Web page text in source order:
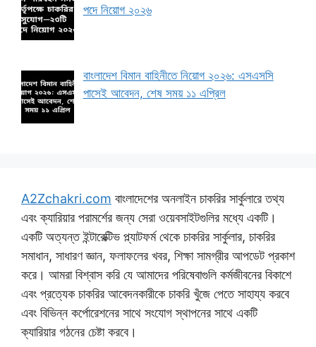
পদে নিয়োগ ২০২৬
বাংলাদেশ বিমান বাহিনীতে নিয়োগ ২০২৬: এসএসসি
পাসেই আবেদন, শেষ সময় ১১ এপ্রিল
A2Zchakri.com বাংলাদেশের অনলাইন চাকরির সার্কুলারে তথ্য
এবং ক্যারিয়ার পরামর্শের জন্য সেরা ওয়েবসাইটগুলির মধ্যে একটি।
একটি অত্যন্ত ইন্টারেক্টিভ প্ল্যাটফর্ম থেকে চাকরির সার্কুলার, চাকরির
সমাধান, সাধারণ জ্ঞান, ফলাফলের খবর, শিক্ষা সামগ্রীর আপডেট প্রকাশ
করে। আমরা বিশ্বাস করি যে আমাদের পরিষেবাগুলি কর্মজীবনের বিকাশে
এবং প্রত্যেক চাকরির আবেদনকারীকে চাকরি খুঁজে পেতে সাহায্য করবে
এবং বিভিন্ন কর্পোরেশনের সাথে সংযোগ স্থাপনের সাথে একটি
ক্যারিয়ার গঠনের চেষ্টা করবে।